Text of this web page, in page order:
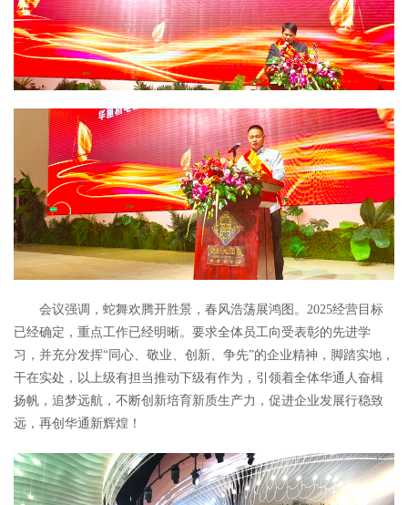
会议强调，蛇舞欢腾开胜景，春风浩荡展鸿图。2025经营目标
已经确定，重点工作已经明晰。要求全体员工向受表彰的先进学
习，并充分发挥“同心、敬业、创新、争先”的企业精神，脚踏实地，
干在实处，以上级有担当推动下级有作为，引领着全体华通人奋楫
扬帆，追梦远航，不断创新培育新质生产力，促进企业发展行稳致
远，再创华通新辉煌！